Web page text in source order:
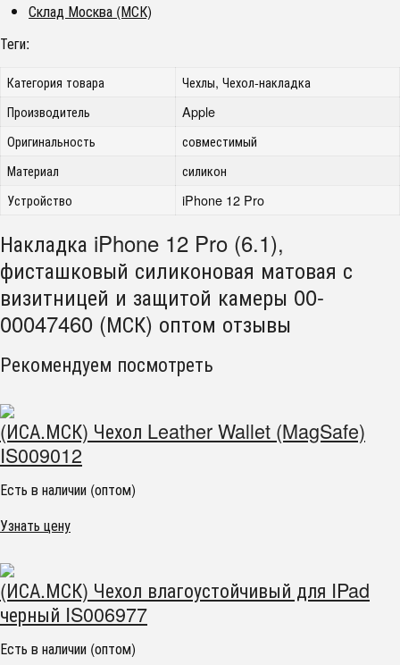
Склад Москва (МСК)
Теги:
Категория товара
Чехлы, Чехол-накладка
Производитель
Apple
Оригинальность
совместимый
Материал
силикон
Устройство
iPhone 12 Pro
Накладка iPhone 12 Pro (6.1),
фисташковый силиконовая матовая с
визитницей и защитой камеры 00-
00047460 (МСК) оптом отзывы
Рекомендуем посмотреть
(ИСА.МСК) Чехол Leather Wallet (MagSafe)
IS009012
Есть в наличии (оптом)
Узнать цену
(ИСА.МСК) Чехол влагоустойчивый для IPad
черный IS006977
Есть в наличии (оптом)